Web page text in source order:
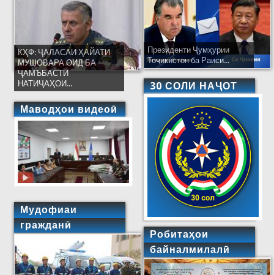
КҲФ: ҶАЛАСАИ ҲАЙАТИ
МУШОВАРА ОИД БА
ҶАМЪБАСТИ
НАТИҶАҲОИ...
Маводҳои видеоӣ
Мудофиаи
гражданӣ
Президенти Ҷумҳурии
Тоҷикистон ба Раиси...
30 СОЛИ НАҶОТ
Робитаҳои
байналмилалӣ